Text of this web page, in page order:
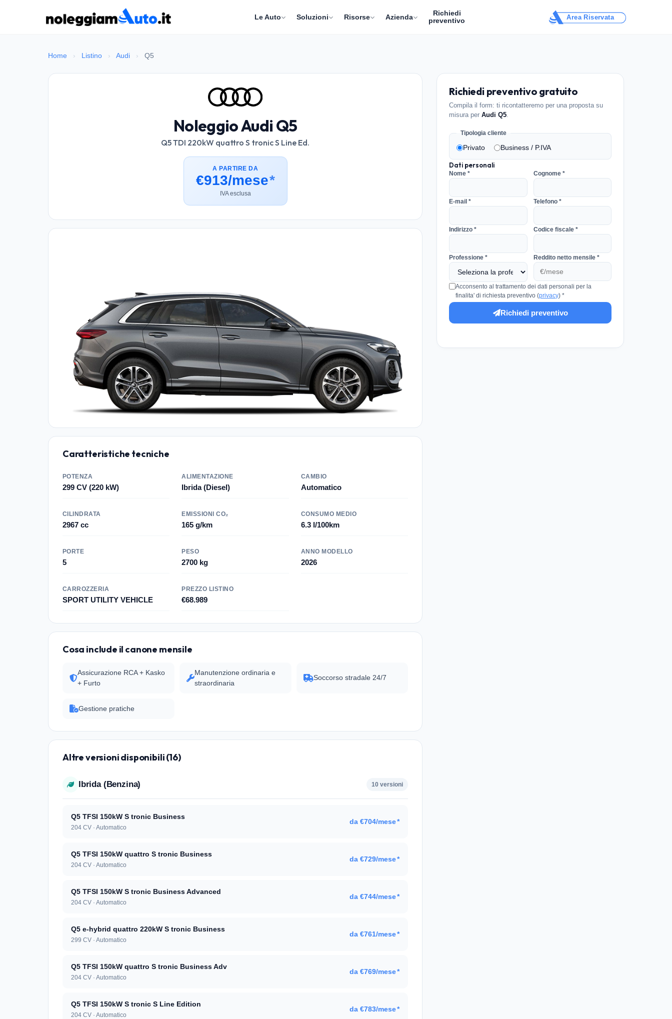
Le Auto Soluzioni Risorse Azienda
Richiedi
preventivo
Area Riservata
Home › Listino › Audi › Q5
Noleggio Audi Q5
Q5 TDI 220kW quattro S tronic S Line Ed.
A PARTIRE DA
€913/mese*
IVA esclusa
Caratteristiche tecniche
POTENZA
299 CV (220 kW)
ALIMENTAZIONE
Ibrida (Diesel)
CAMBIO
Automatico
CILINDRATA
2967 cc
EMISSIONI CO₂
165 g/km
CONSUMO MEDIO
6.3 l/100km
PORTE
5
PESO
2700 kg
ANNO MODELLO
2026
CARROZZERIA
SPORT UTILITY VEHICLE
PREZZO LISTINO
€68.989
Cosa include il canone mensile
Assicurazione RCA + Kasko
+ Furto
Manutenzione ordinaria e
straordinaria
Soccorso stradale 24/7
Gestione pratiche
Altre versioni disponibili (16)
Ibrida (Benzina) 10 versioni
Q5 TFSI 150kW S tronic Business
204 CV · Automatico
da €704/mese*
Q5 TFSI 150kW quattro S tronic Business
204 CV · Automatico
da €729/mese*
Q5 TFSI 150kW S tronic Business Advanced
204 CV · Automatico
da €744/mese*
Q5 e-hybrid quattro 220kW S tronic Business
299 CV · Automatico
da €761/mese*
Q5 TFSI 150kW quattro S tronic Business Adv
204 CV · Automatico
da €769/mese*
Q5 TFSI 150kW S tronic S Line Edition
204 CV · Automatico
da €783/mese*
Richiedi preventivo gratuito
Compila il form: ti ricontatteremo per una proposta su
misura perAudi Q5.
Tipologia cliente
Privato Business / P.IVA
Dati personali
Nome * Cognome *
E-mail * Telefono *
Indirizzo * Codice fiscale *
Professione * Reddito netto mensile *
Acconsento al trattamento dei dati personali per la
finalita' di richiesta preventivo (privacy) *
Richiedi preventivo